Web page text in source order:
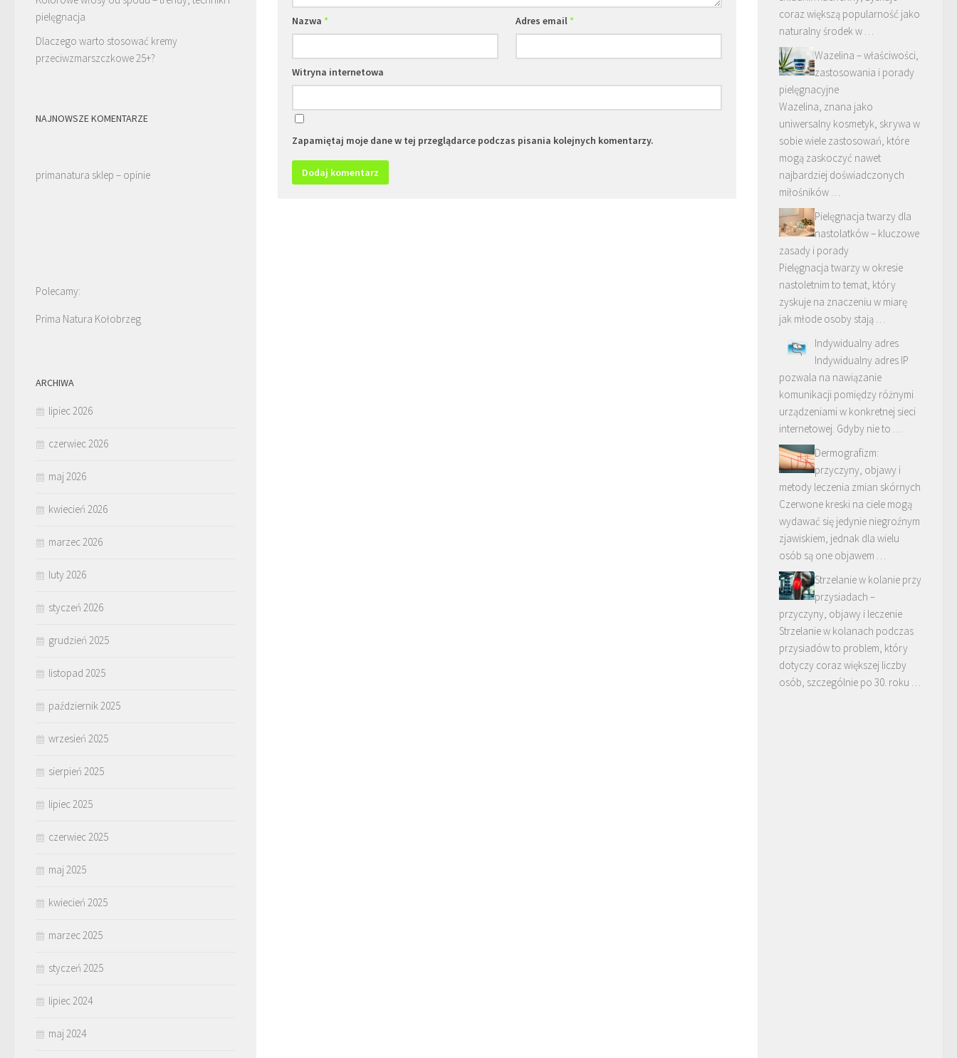
Nazwa * Adres email*
Witryna internetowa
Zapamiętaj moje dane w tej przeglądarce podczas pisania kolejnych komentarzy.
pielęgnacja
Dlaczego warto stosować kremy
przeciwzmarszczkowe 25+?
NAJNOWSZE KOMENTARZE
primanatura sklep – opinie
Polecamy:
Prima Natura Kołobrzeg
ARCHIWA
lipiec 2026
czerwiec 2026
maj 2026
kwiecień 2026
marzec 2026
luty 2026
styczeń 2026
grudzień 2025
listopad 2025
październik 2025
wrzesień 2025
sierpień 2025
lipiec 2025
czerwiec 2025
maj 2025
kwiecień 2025
marzec 2025
styczeń 2025
lipiec 2024
maj 2024
coraz większą popularność jako
naturalny środek w …
Wazelina – właściwości,
zastosowania i porady
pielęgnacyjne
Wazelina, znana jako
uniwersalny kosmetyk, skrywa w
sobie wiele zastosowań, które
mogą zaskoczyć nawet
najbardziej doświadczonych
miłośników …
Pielęgnacja twarzy dla
nastolatków – kluczowe
zasady i porady
Pielęgnacja twarzy w okresie
nastoletnim to temat, który
zyskuje na znaczeniu w miarę
jak młode osoby stają …
Indywidualny adres
Indywidualny adres IP
pozwala na nawiązanie
komunikacji pomiędzy różnymi
urządzeniami w konkretnej sieci
internetowej. Gdyby nie to …
Dermografizm:
przyczyny, objawy i
metody leczenia zmian skórnych
Czerwone kreski na ciele mogą
wydawać się jedynie niegroźnym
zjawiskiem, jednak dla wielu
osób są one objawem …
Strzelanie w kolanie przy
przysiadach –
przyczyny, objawy i leczenie
Strzelanie w kolanach podczas
przysiadów to problem, który
dotyczy coraz większej liczby
osób, szczególnie po 30. roku …